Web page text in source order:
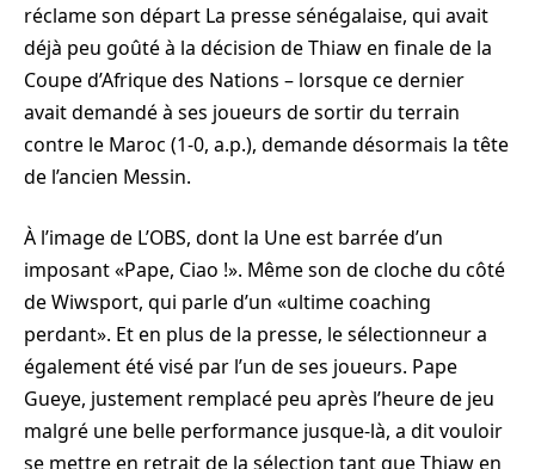
réclame son départ La presse sénégalaise, qui avait
déjà peu goûté à la décision de Thiaw en finale de la
Coupe d’Afrique des Nations – lorsque ce dernier
avait demandé à ses joueurs de sortir du terrain
contre le Maroc (1-0, a.p.), demande désormais la tête
de l’ancien Messin.
À l’image de L’OBS, dont la Une est barrée d’un
imposant «Pape, Ciao !». Même son de cloche du côté
de Wiwsport, qui parle d’un «ultime coaching
perdant». Et en plus de la presse, le sélectionneur a
également été visé par l’un de ses joueurs. Pape
Gueye, justement remplacé peu après l’heure de jeu
malgré une belle performance jusque-là, a dit vouloir
se mettre en retrait de la sélection tant que Thiaw en